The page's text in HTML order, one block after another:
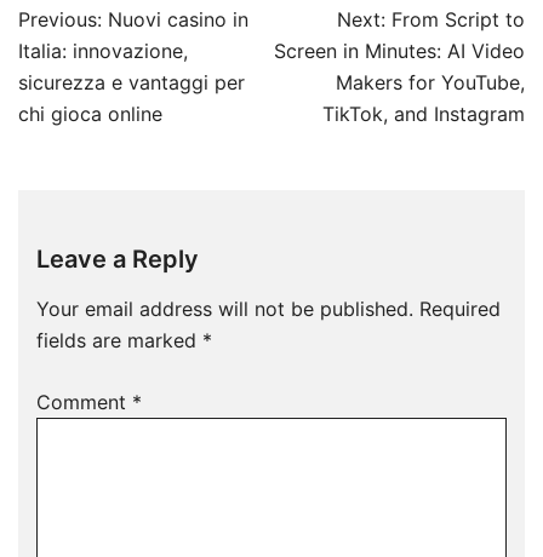
Post
navigation
Previous: Nuovi casino in
Italia: innovazione,
sicurezza e vantaggi per
chi gioca online
Next: From Script to
Screen in Minutes: AI Video
Makers for YouTube,
TikTok, and Instagram
Leave a Reply
Your email address will not be published. Required
fields are marked *
Comment *